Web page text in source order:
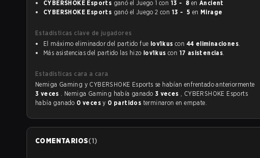
CYBERSHOKE Esports
ganó el Juego 1 con 13 - 8 en Ancient
CYBERSHOKE Esports
ganó el Juego 2 con 13 - 5 en Mirage
Estadísticas clave de jugadores
El máximo eliminador del partido fue lov1kus con 44 eliminaciones.
Más asistencias del partido las hizo lov1kus con 17 asistencias.
Estadísticas cara a cara
Nemiga Gaming y CYBERSHOKE Esports se habían enfrentado anteriormente
3 veces . Nemiga Gaming había ganado 3 veces , CYBERSHOKE Esports
había ganado 0 vecesy 0 partidos terminaron en empate.
COMENTARIOS(1)